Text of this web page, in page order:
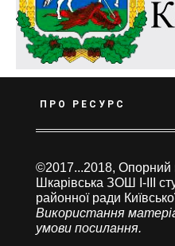
ПРО РЕСУРС
©2017...2018, Опорний
Шкарівська ЗОШ І-ІІІ
районної ради
Використання
умови посилання.